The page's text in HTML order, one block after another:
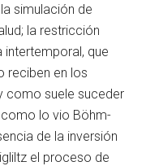
simulación de
la restricción
que
reciben en los
como suele suceder
lo vio Böhm-
de la inversión
el proceso de